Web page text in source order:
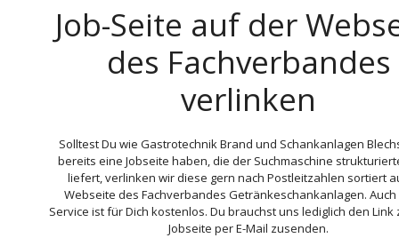
Job-Seite auf der
des Fachverbandes
verlinken
Solltest Du wie Gastrotechnik Brand und Schankanlagen
bereits eine Jobseite haben, die der Suchmaschine
liefert, verlinken wir diese gern nach Postleitzahlen sortiert
Webseite des Fachverbandes Getränkeschankanlagen.
Service ist für Dich kostenlos. Du brauchst uns lediglich den Link
Jobseite per E-Mail zusenden.